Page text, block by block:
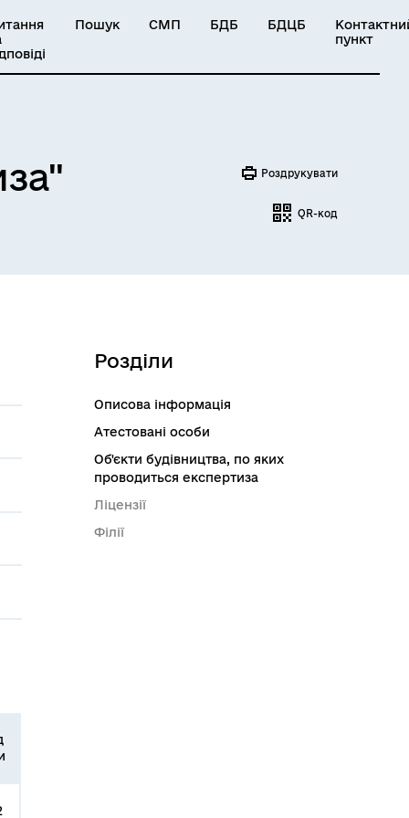
Пошук СМП БДБ БДЦБ
пункт
Роздрукувати
QR-код
Розділи
Описова інформація
Атестовані особи
Об'єкти будівництва, по яких
проводиться експертиза
Ліцензії
Філії